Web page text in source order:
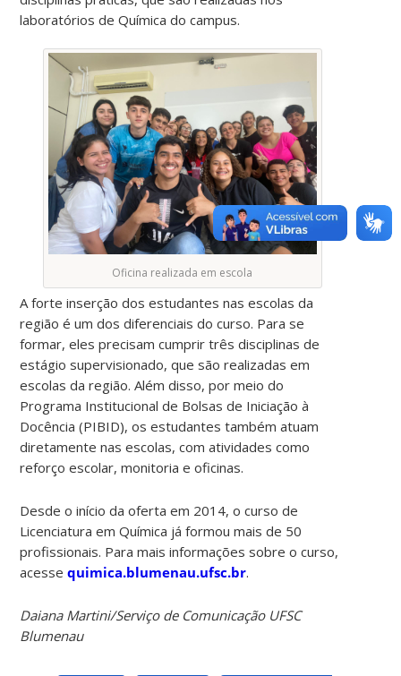
laboratórios de Química do campus.
Oficina realizada em escola
A forte inserção dos estudantes nas escolas da
região é um dos diferenciais do curso. Para se
formar, eles precisam cumprir três disciplinas de
estágio supervisionado, que são realizadas em
escolas da região. Além disso, por meio do
Programa Institucional de Bolsas de Iniciação à
Docência (PIBID), os estudantes também atuam
diretamente nas escolas, com atividades como
reforço escolar, monitoria e oficinas.
Desde o início da oferta em 2014, o curso de
Licenciatura em Química já formou mais de 50
profissionais. Para mais informações sobre o curso,
acessequimica.blumenau.ufsc.br.
Daiana Martini/Serviço de Comunicação UFSC
Blumenau